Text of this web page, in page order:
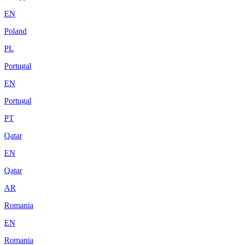
EN
Poland
PL
Portugal
EN
Portugal
PT
Qatar
EN
Qatar
AR
Romania
EN
Romania